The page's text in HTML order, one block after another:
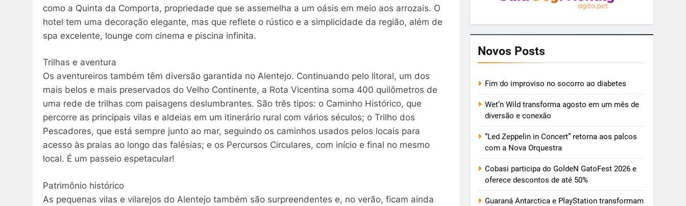
como a Quinta da Comporta, propriedade que se assemelha a um oásis em meio aos arrozais. O
hotel tem uma decoração elegante, mas que reflete o rústico e a simplicidade da região, além de
spa excelente, lounge com cinema e piscina infinita.
Trilhas e aventura
Os aventureiros também têm diversão garantida no Alentejo. Continuando pelo litoral, um dos
mais belos e mais preservados do Velho Continente, a Rota Vicentina soma 400 quilômetros de
uma rede de trilhas com paisagens deslumbrantes. São três tipos: o Caminho Histórico, que
percorre as principais vilas e aldeias em um itinerário rural com vários séculos; o Trilho dos
Pescadores, que está sempre junto ao mar, seguindo os caminhos usados pelos locais para
acesso às praias ao longo das falésias; e os Percursos Circulares, com início e final no mesmo
local. É um passeio espetacular!
Patrimônio histórico
As pequenas vilas e vilarejos do Alentejo também são surpreendentes e, no verão, ficam ainda
Novos Posts
Fim do improviso no socorro ao diabetes
Wet’n Wild transforma agosto em um mês de
diversão e conexão
“Led Zeppelin in Concert” retorna aos palcos
com a Nova Orquestra
Cobasi participa do GoldeN GatoFest 2026 e
oferece descontos de até 50%
Guaraná Antarctica e PlayStation transformam